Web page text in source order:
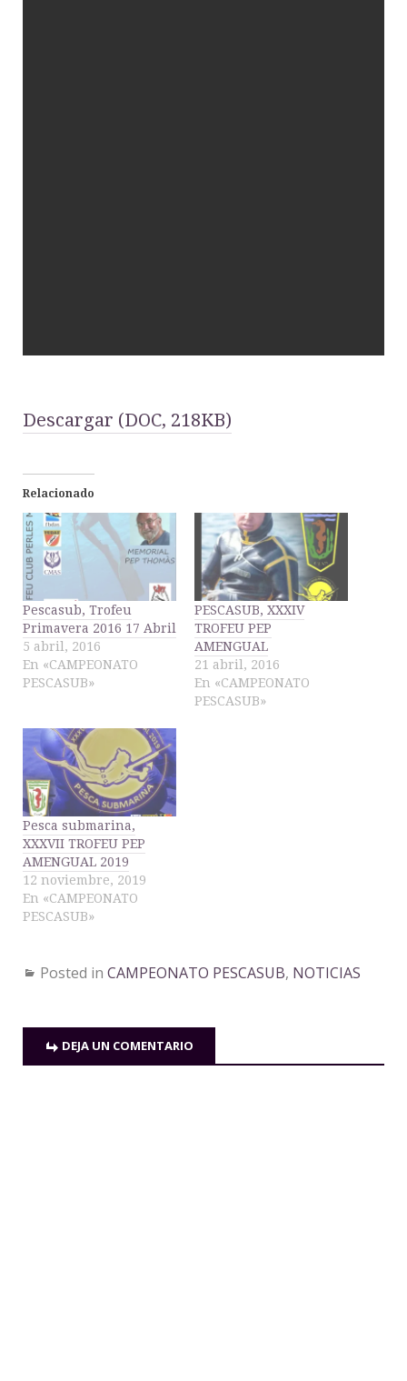
Descargar (DOC, 218KB)
Relacionado
Pescasub, Trofeu
Primavera 2016 17 Abril
5 abril, 2016
En «CAMPEONATO
PESCASUB»
PESCASUB, XXXIV
TROFEU PEP
AMENGUAL
21 abril, 2016
En «CAMPEONATO
PESCASUB»
Pesca submarina,
XXXVII TROFEU PEP
AMENGUAL 2019
12 noviembre, 2019
En «CAMPEONATO
PESCASUB»
Posted in CAMPEONATO PESCASUB, NOTICIAS
DEJA UN COMENTARIO